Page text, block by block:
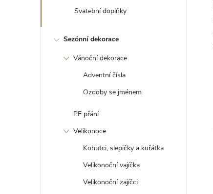
Svatební doplňky
Sezónní dekorace
Vánoční dekorace
Adventní čísla
Ozdoby se jménem
PF přání
Velikonoce
Kohutci, slepičky a kuřátka
Velikonoční vajíčka
Velikonoční zajíčci